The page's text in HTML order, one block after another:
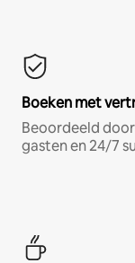
Boeken met
Beoordeeld
gasten en 24/7